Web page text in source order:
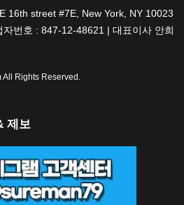
16th street #7E, New York, NY 10023
번호 : 847-12-48621 | 대표이사 안희
All Rights Reserved.
제보